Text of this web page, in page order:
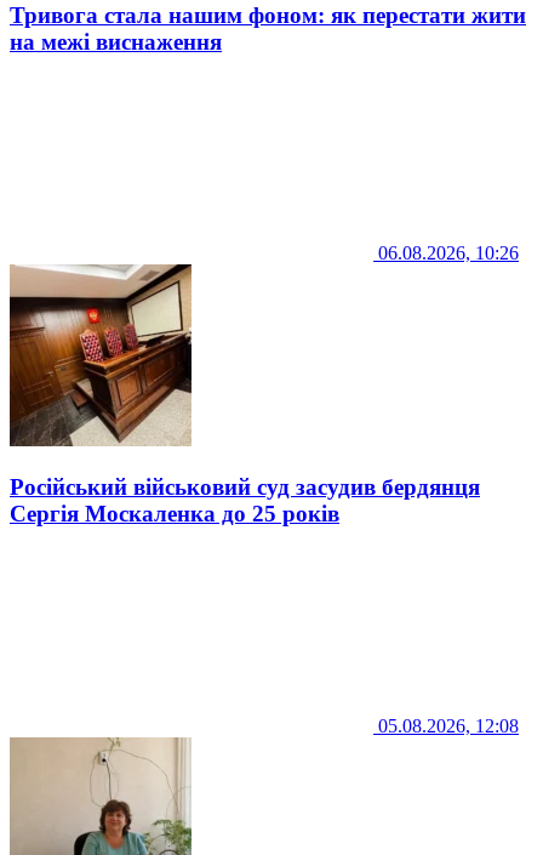
Тривога стала нашим фоном: як перестати жити
на межі виснаження
06.08.2026, 10:26
Російський військовий суд засудив бердянця
Сергія Москаленка до 25 років
05.08.2026, 12:08